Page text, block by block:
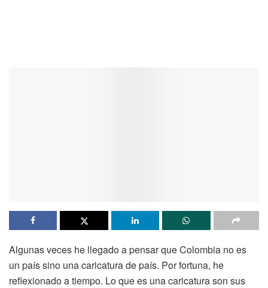
Algunas veces he llegado a pensar que Colombia no es
un país sino una caricatura de país. Por fortuna, he
reflexionado a tiempo. Lo que es una caricatura son sus